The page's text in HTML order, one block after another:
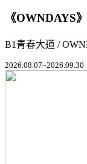
《OWNDAYS
B1青春大道 /
2026.08.07~2026.09.30